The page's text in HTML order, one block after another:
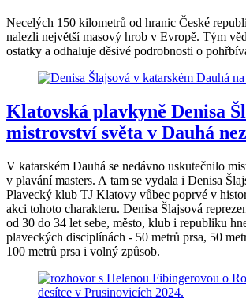
Necelých 150 kilometrů od hranic České
nalezli největší masový hrob v Evropě. Tým
ostatky a odhaluje děsivé podrobnosti o
Klatovská plavkyně Denisa
mistrovství světa v Dauhá
V katarském Dauhá se nedávno uskutečnilo
v plavání masters. A tam se vydala i Denisa
Plavecký klub TJ Klatovy vůbec poprvé v
akci tohoto charakteru. Denisa Šlajsová
od 30 do 34 let sebe, město, klub i republiku
plaveckých disciplínách - 50 metrů prsa, 50
100 metrů prsa i volný způsob.